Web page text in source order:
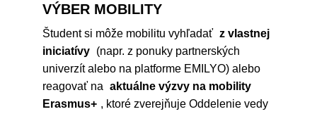
VÝBER MOBILITY
Študent si môže mobilitu vyhľadať z vlastnej
iniciatívy (napr. z ponuky partnerských
univerzít alebo na platforme EMILYO) alebo
reagovať na aktuálne výzvy na mobility
Erasmus+ , ktoré zverejňuje Oddelenie vedy